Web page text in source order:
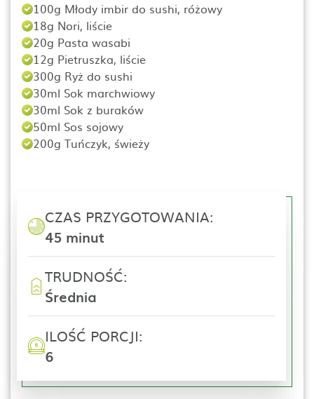
100g Młody imbir do sushi, różowy
18g Nori, liście
20g Pasta wasabi
12g Pietruszka, liście
300g Ryż do sushi
30ml Sok marchwiowy
30ml Sok z buraków
50ml Sos sojowy
200g Tuńczyk, świeży
CZAS PRZYGOTOWANIA:
45 minut
TRUDNOŚĆ:
Średnia
ILOŚĆ PORCJI:
6